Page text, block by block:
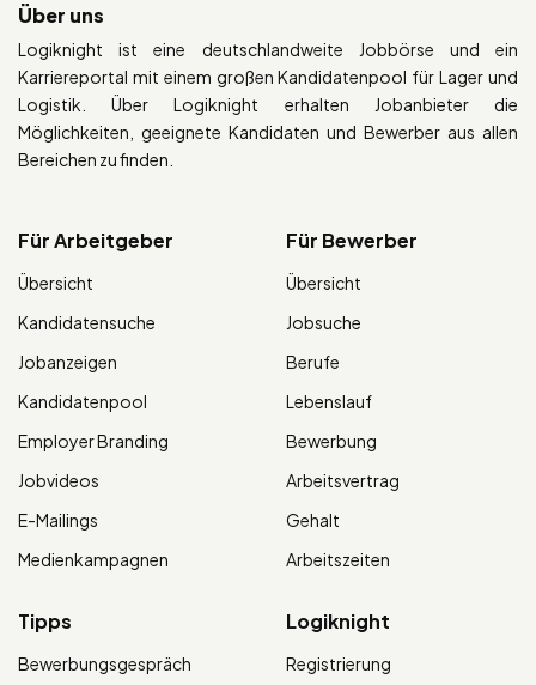
Über uns
Logiknight ist eine deutschlandweite Jobbörse und ein
Karriereportal mit einem großen Kandidatenpool für Lager und
Logistik. Über Logiknight erhalten Jobanbieter die
Möglichkeiten, geeignete Kandidaten und Bewerber aus allen
Bereichen zu finden.
Für Arbeitgeber
Übersicht
Kandidatensuche
Jobanzeigen
Kandidatenpool
Employer Branding
Jobvideos
E-Mailings
Medienkampagnen
Für Bewerber
Übersicht
Jobsuche
Berufe
Lebenslauf
Bewerbung
Arbeitsvertrag
Gehalt
Arbeitszeiten
Tipps
Bewerbungsgespräch
Logiknight
Registrierung